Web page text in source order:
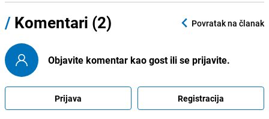
/ Komentari (2) Povratak na članak
Objavite komentar kao gost ili se prijavite.
Prijava Registracija